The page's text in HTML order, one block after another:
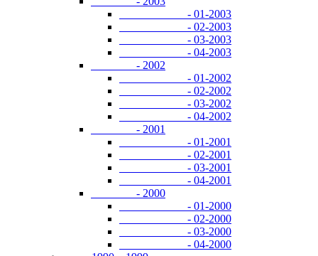
- 01-2003
- 02-2003
- 03-2003
- 04-2003
- 2002
- 01-2002
- 02-2002
- 03-2002
- 04-2002
- 2001
- 01-2001
- 02-2001
- 03-2001
- 04-2001
- 2000
- 01-2000
- 02-2000
- 03-2000
- 04-2000